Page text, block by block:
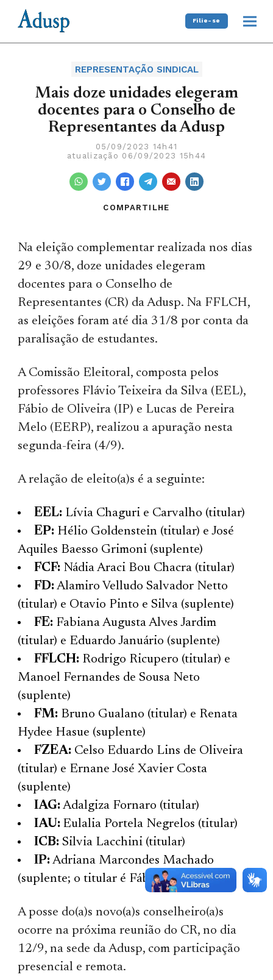
Filie-se
REPRESENTAÇÃO SINDICAL
Mais doze unidades elegeram
docentes para o Conselho de
Representantes da Adusp
05/09/2023 14h41
atualização 06/09/2023 15h44
COMPARTILHE
Na eleição complementar realizada nos dias
29 e 30/8, doze unidades elegeram
docentes para o Conselho de
Representantes (CR) da Adusp. Na FFLCH,
as eleições foram até dia 31/8 por conta da
paralisação de estudantes.
A Comissão Eleitoral, composta pelos
professores Flávio Teixeira da Silva (EEL),
Fábio de Oliveira (IP) e Lucas de Pereira
Melo (EERP), realizou a apuração nesta
segunda-feira (4/9).
A relação de eleito(a)s é a seguinte:
EEL: Lívia Chaguri e Carvalho (titular)
EP: Hélio Goldenstein (titular) e José
Aquiles Baesso Grimoni (suplente)
FCF: Nádia Araci Bou Chacra (titular)
FD:Alamiro Velludo Salvador Netto
(titular) e Otavio Pinto e Silva (suplente)
FE: Fabiana Augusta Alves Jardim
(titular) e Eduardo Januário (suplente)
FFLCH: Rodrigo Ricupero (titular) e
Manoel Fernandes de Sousa Neto
(suplente)
FM: Bruno Gualano (titular) e Renata
Hydee Hasue (suplente)
FZEA: Celso Eduardo Lins de Oliveira
(titular) e Ernane José Xavier Costa
(suplente)
IAG: Adalgiza Fornaro (titular)
IAU: Eulalia Portela Negrelos (titular)
ICB: Silvia Lacchini (titular)
IP: Adriana Marcondes Machado
(suplente; o titular é Fábio de Oliveira)
A posse do(a)s novo(a)s conselheiro(a)s
ocorre na próxima reunião do CR, no dia
12/9, na sede da Adusp, com participação
presencial e remota.